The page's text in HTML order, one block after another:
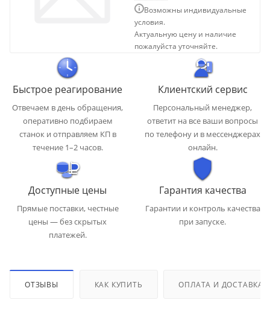
Возможны индивидуальные
условия.
Актуальную цену и наличие
пожалуйста уточняйте.
Быстрое реагирование
Отвечаем в день обращения,
оперативно подбираем
станок и отправляем КП в
течение 1–2 часов.
Клиентский сервис
Персональный менеджер,
ответит на все ваши вопросы
по телефону и в мессенджерах
онлайн.
Доступные цены
Прямые поставки, честные
цены — без скрытых
платежей.
Гарантия качества
Гарантии и контроль качества
при запуске.
ОТЗЫВЫ КАК КУПИТЬ ОПЛАТА И ДОСТАВКА